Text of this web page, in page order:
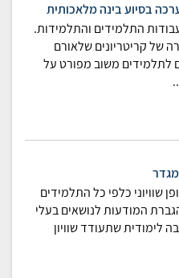
בסיוע בינה מלאכותית
התלמידים והתלמידות.
של קריטריונים שלאורם
לתלמידים משוב מפורט על
שוויוני כלפי כל התלמידים
המודעות לנושאים בעלי
לימודית שתעודד שוויון